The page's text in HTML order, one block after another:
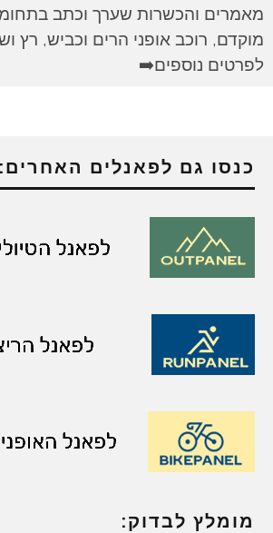
מאמרים והכשרות שערך וכתב
מוקדם, רוכב אופני הרים וכביש, רץ
לפרטים נוספים➡️
כנסו גם לפאנלים האחרים:
מומלץ לבדוק: